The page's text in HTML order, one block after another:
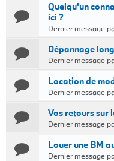
Quelqu'un
ici ?
Dernier message
Dépannage
Dernier message
Location de
Dernier message
Vos retours sur
Dernier message
Louer une BM
Dernier message